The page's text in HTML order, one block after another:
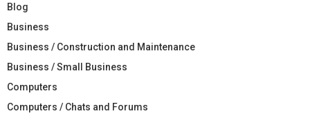
Blog
Business
Business / Construction and Maintenance
Business / Small Business
Computers
Computers / Chats and Forums